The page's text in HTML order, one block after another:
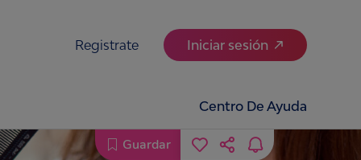
Registrate Iniciar sesión
Centro De Ayuda
Guardar